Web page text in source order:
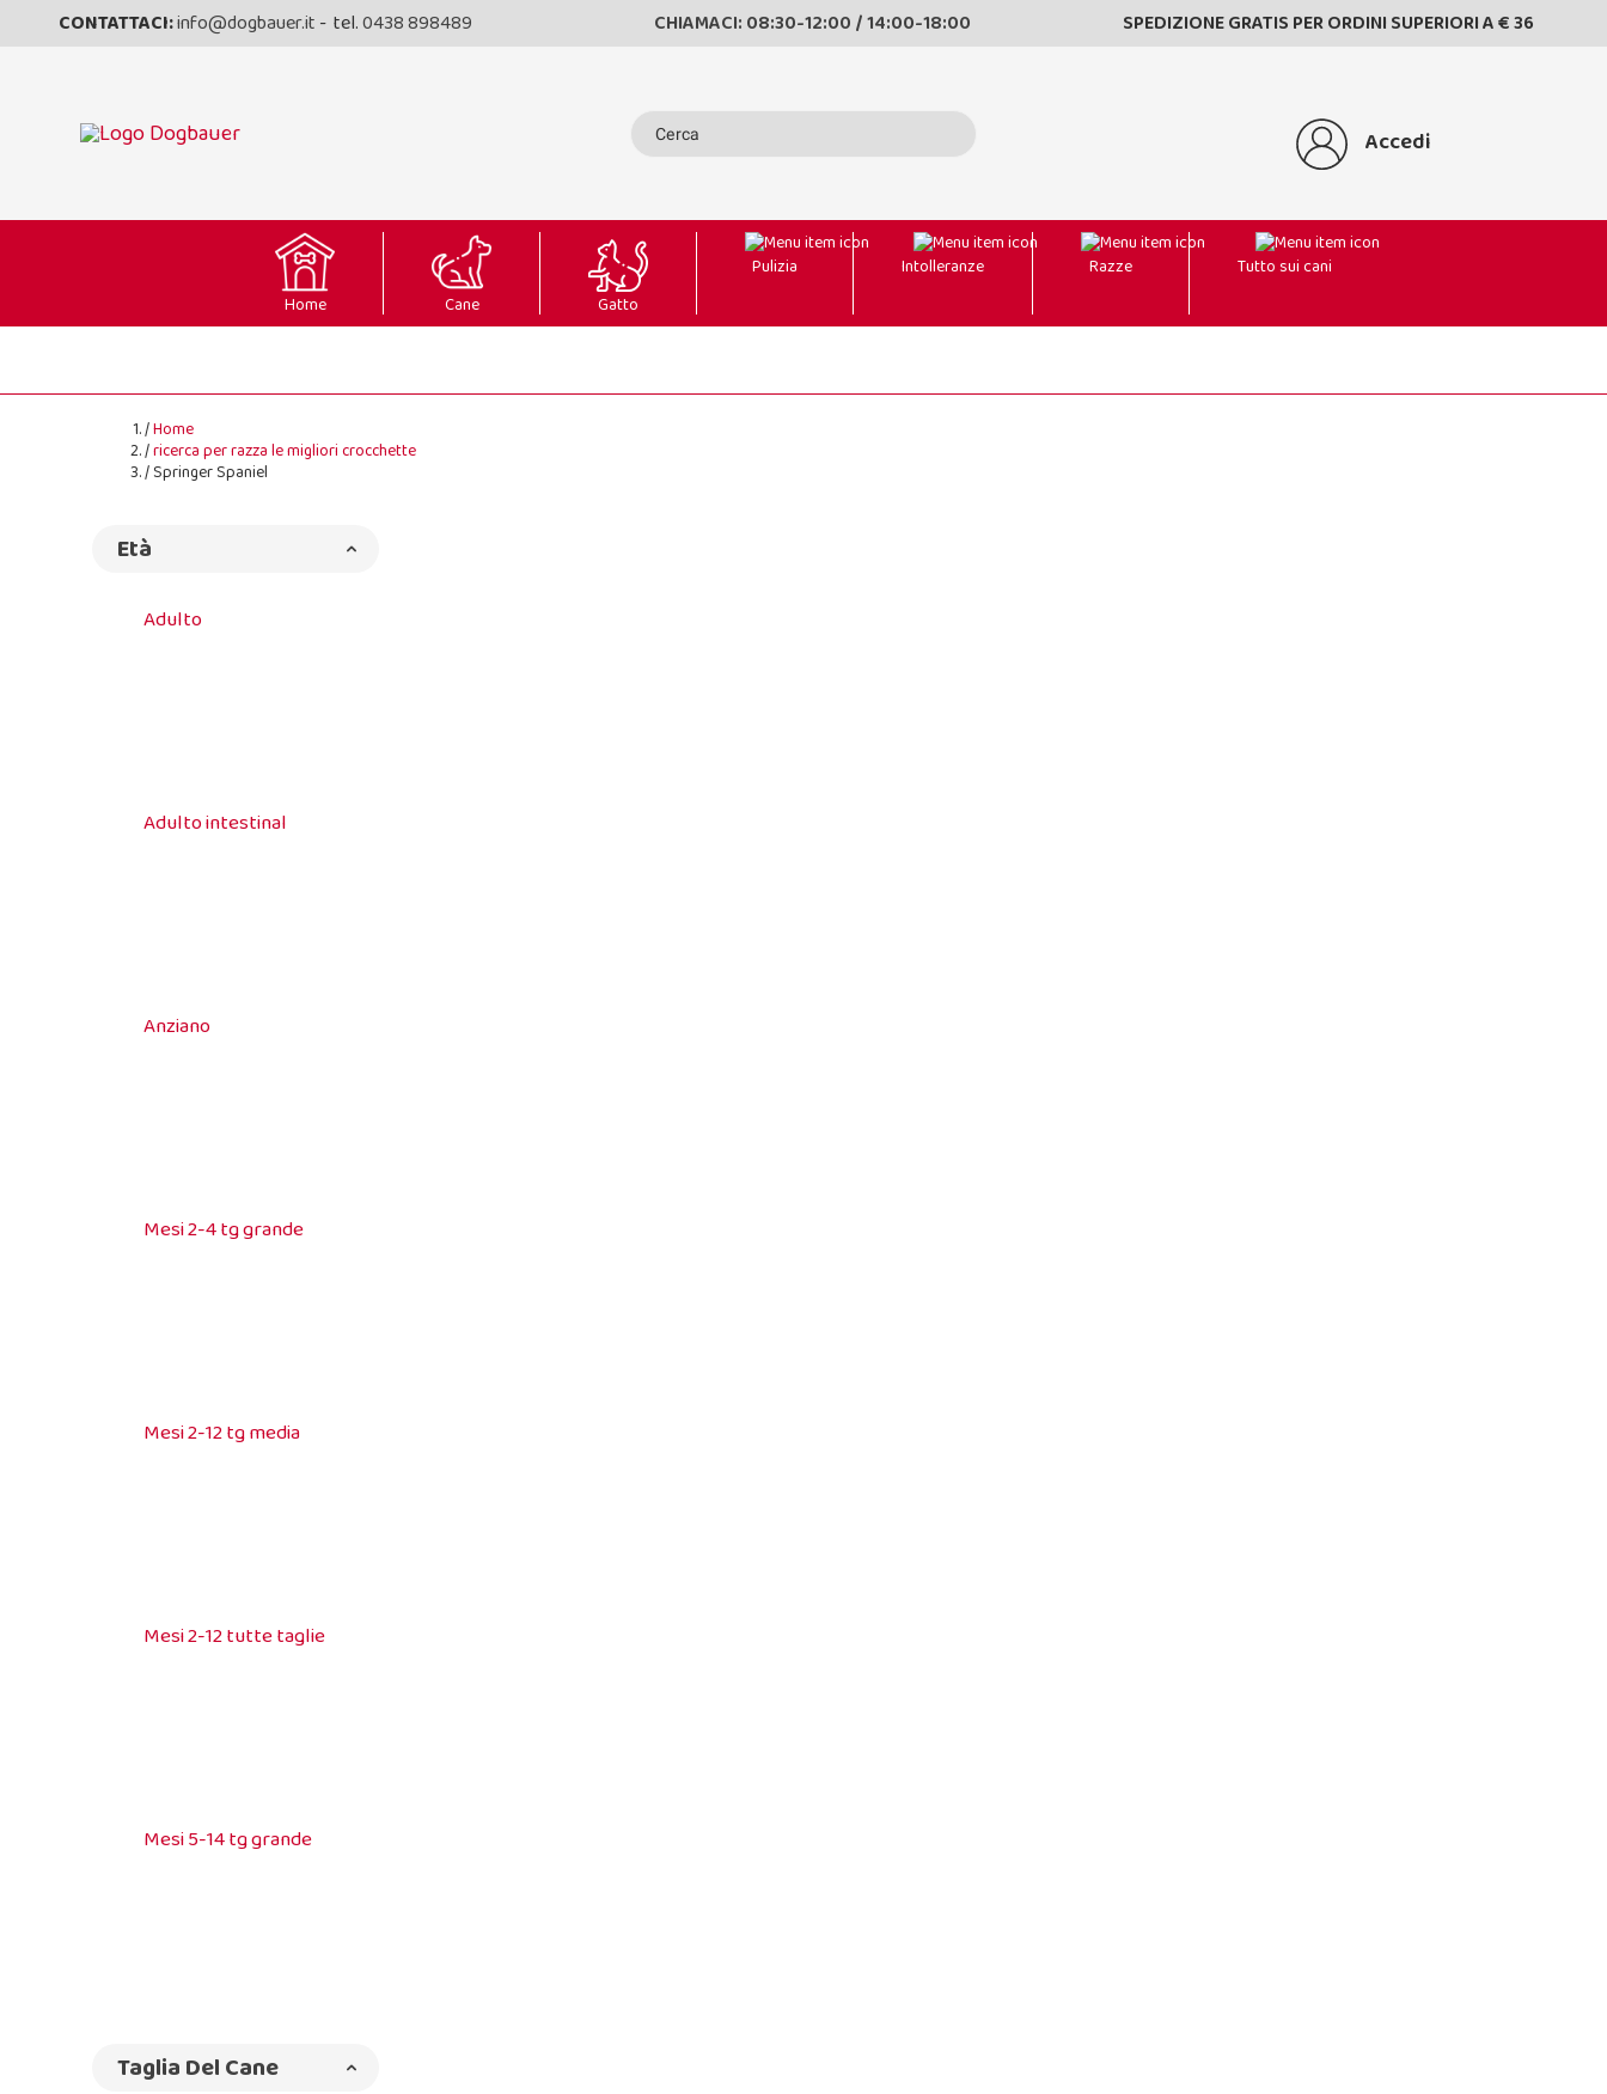
CONTATTACI:info@dogbauer.it - tel.0438 898489 CHIAMACI: 08:30-12:00 / 14:00-18:00 SPEDIZIONE GRATIS PER ORDINI SUPERIORI A € 36
Accedi
Home Cane Gatto
Pulizia Intolleranze Razze Tutto sui cani
Home
ricerca per razza le migliori crocchette
Springer Spaniel
Età
Adulto
Adulto intestinal
Anziano
Mesi 2-4 tg grande
Mesi 2-12 tg media
Mesi 2-12 tutte taglie
Mesi 5-14 tg grande
Taglia Del Cane